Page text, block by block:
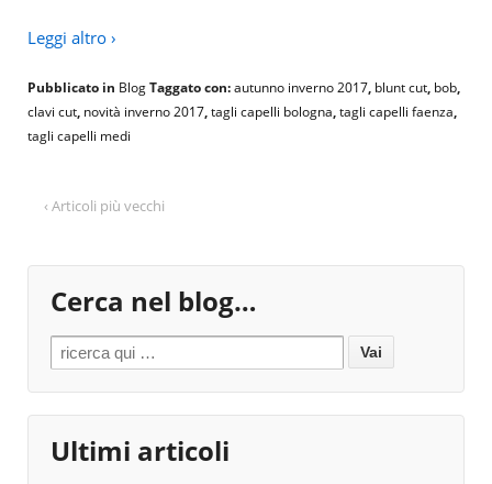
Leggi altro ›
Pubblicato in BlogTaggato con:autunno inverno 2017, blunt cut, bob,
clavi cut, novità inverno 2017,tagli capelli bologna,tagli capelli faenza,
tagli capelli medi
‹ Articoli più vecchi
Cerca nel blog…
Search for:
Ultimi articoli